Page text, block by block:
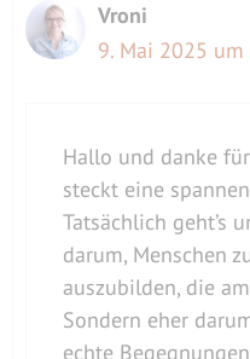
Vroni
9. Mai 2025
Hallo und danke
steckt eine
Tatsächlich geht’s
darum, Menschen
auszubilden, die
Sondern eher
echte